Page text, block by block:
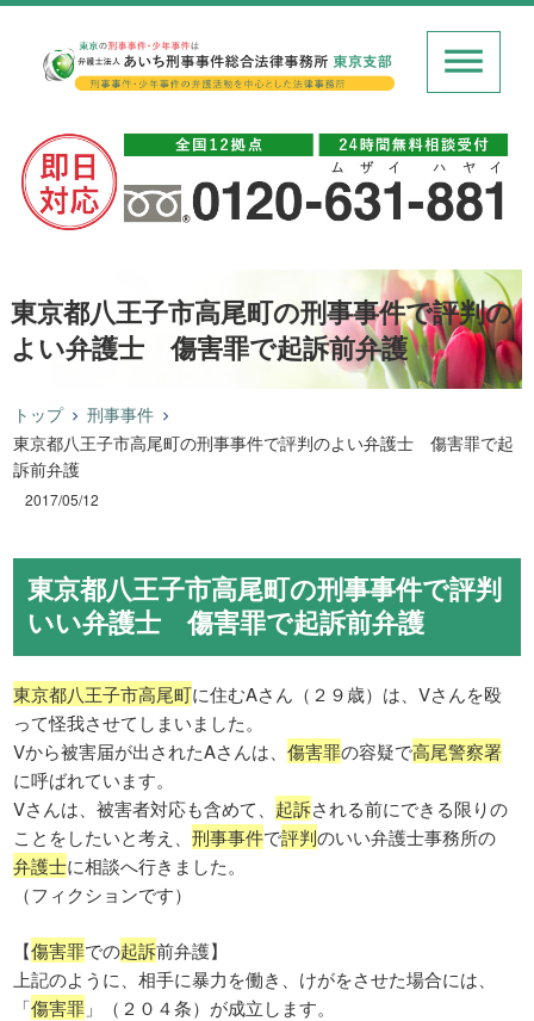
東京都八王子市高尾町の刑事事件で評判の
よい弁護士 傷害罪で起訴前弁護
トップ
刑事事件
東京都八王子市高尾町の刑事事件で評判のよい弁護士 傷害罪で起
訴前弁護
2017/05/12
東京都八王子市高尾町の刑事事件で評判
いい弁護士 傷害罪で起訴前弁護
東京都八王子市高尾町に住むAさん（２９歳）は、Vさんを殴
って怪我させてしまいました。
Vから被害届が出されたAさんは、傷害罪の容疑で高尾警察署
に呼ばれています。
Vさんは、被害者対応も含めて、 起訴される前にできる限りの
ことをしたいと考え、刑事事件で評判のいい弁護士事務所の
弁護士に相談へ行きました。
（フィクションです）
【傷害罪での起訴前弁護】
上記のように、相手に暴力を働き、けがをさせた場合には、
「傷害罪 」（２０４条）が成立します。